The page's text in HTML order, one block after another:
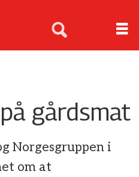
gårdsmat
Norgesgruppen i
om at